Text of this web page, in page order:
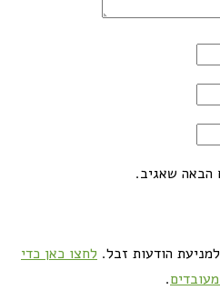
הבאה שאגיב.
הודעות זבל. לחצו כאן כדי
.